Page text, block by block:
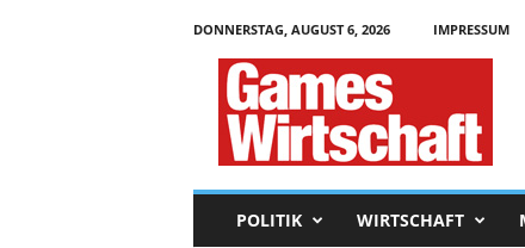
DONNERSTAG, AUGUST 6, 2026 IMPRESSUM
POLITIK WIRTSCHAFT